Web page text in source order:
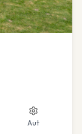
Aut